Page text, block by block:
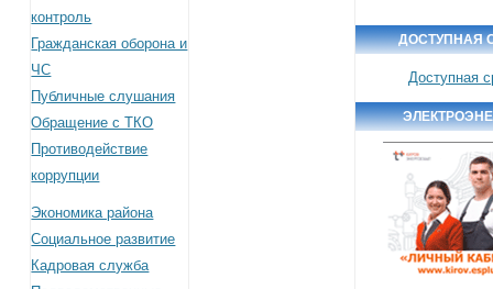
контроль
Гражданская оборона и
ЧС
Публичные слушания
Обращение с ТКО
Противодействие
коррупции
Экономика района
Социальное развитие
Кадровая служба
ДОСТУПНАЯ
Доступная